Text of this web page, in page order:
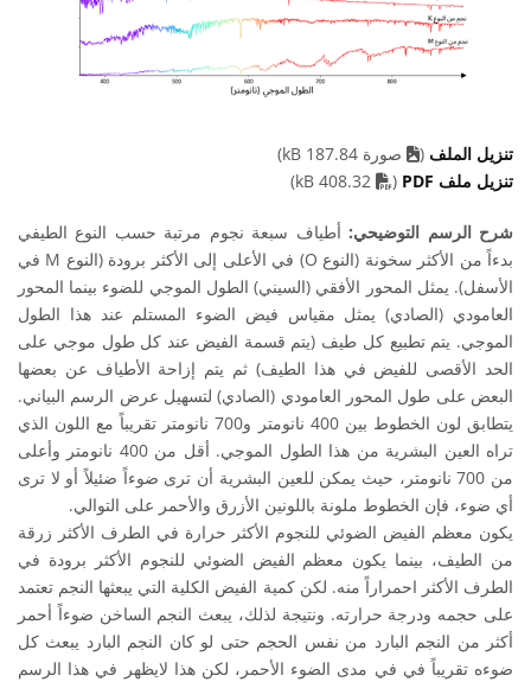
تنزيل الملف (
صورة 187.84 kB)
تنزيل ملف PDF
(
PDF file
شرح الرسم التوضيحي: أطياف سبعة نجوم مرتبة حسب النوع الطيفي
بدءاً من الأكثر سخونة (النوع O) في الأعلى إلى الأكثر برودة (النوع M في
الأسفل). يمثل المحور الأفقي (السيني) الطول الموجي للضوء بينما المحور
العامودي (الصادي) يمثل مقياس فيض الضوء المستلم عند هذا الطول
الموجي. يتم تطبيع كل طيف (يتم قسمة الفيض عند كل طول موجي على
الحد الأقصى للفيض في هذا الطيف) ثم يتم إزاحة الأطياف عن بعضها
البعض على طول المحور العامودي (الصادي) لتسهيل عرض الرسم البياني.
يتطابق لون الخطوط بين 400 نانومتر و700 نانومتر تقريباً مع اللون الذي
تراه العين البشرية من هذا الطول الموجي. أقل من 400 نانومتر وأعلى
من 700 نانومتر، حيث يمكن للعين البشرية أن ترى ضوءاً ضئيلاً أو لا ترى
أي ضوء، فإن الخطوط ملونة باللونين الأزرق والأحمر على التوالي.
يكون معظم الفيض الضوئي للنجوم الأكثر حرارة في الطرف الأكثر زرقة
من الطيف، بينما يكون معظم الفيض الضوئي للنجوم الأكثر برودة في
الطرف الأكثر احمراراً منه. لكن كمية الفيض الكلية التي يبعثها النجم تعتمد
على حجمه ودرجة حرارته. ونتيجة لذلك، يبعث النجم الساخن ضوءاً أحمر
أكثر من النجم البارد من نفس الحجم حتى لو كان النجم البارد يبعث كل
ضوءه تقريباً في في مدى الضوء الأحمر، لكن هذا لايظهر في هذا الرسم